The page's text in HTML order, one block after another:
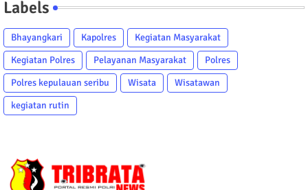
Labels
Bhayangkari Kapolres
Kegiatan Masyarakat
Kegiatan Polres
Pelayanan Masyarakat
Polres
Polres kepulauan seribu
Wisata
Wisatawan
kegiatan rutin